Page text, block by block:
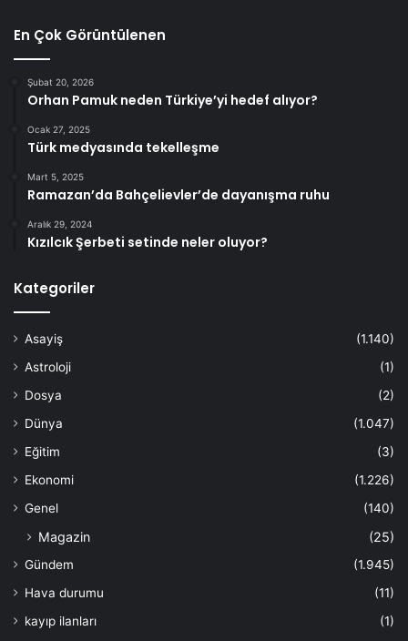
En Çok Görüntülenen
Şubat 20, 2026
Orhan Pamuk neden Türkiye’yi hedef alıyor?
Ocak 27, 2025
Türk medyasında tekelleşme
Mart 5, 2025
Ramazan’da Bahçelievler’de dayanışma ruhu
Aralık 29, 2024
Kızılcık Şerbeti setinde neler oluyor?
Kategoriler
Asayiş
(1.140)
Astroloji
(1)
Dosya
(2)
Dünya
(1.047)
Eğitim
(3)
Ekonomi
(1.226)
Genel
(140)
Magazin (25)
Gündem
(1.945)
Hava durumu
(11)
kayıp ilanları
(1)